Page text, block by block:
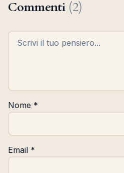
Commenti (2)
Nome *
Email *